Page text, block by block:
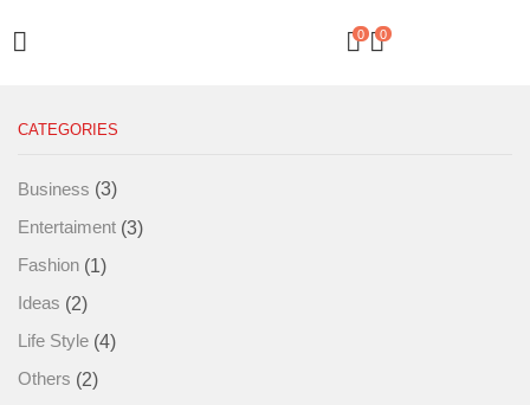
0 0
CATEGORIES
Business (3)
Entertaiment (3)
Fashion (1)
Ideas (2)
Life Style (4)
Others (2)